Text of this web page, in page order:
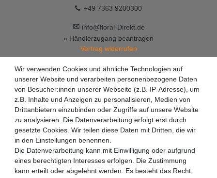
+49 7363 9200300
✉ info@floral-Direkt.de
» Händlerzugang beantragen
Vertrag widerrufen
Wir verwenden Cookies und ähnliche Technologien auf
unserer Website und verarbeiten personenbezogene Daten
von Besucher:innen unserer Webseite (z.B. IP-Adresse), um
z.B. Inhalte und Anzeigen zu personalisieren, Medien von
Drittanbietern einzubinden oder Zugriffe auf unsere Website
zu analysieren. Die Datenverarbeitung erfolgt erst durch
gesetzte Cookies. Wir teilen diese Daten mit Dritten, die wir
in den Einstellungen benennen.
Die Datenverarbeitung kann mit Einwilligung oder aufgrund
eines berechtigten Interesses erfolgen. Die Zustimmung
kann erteilt oder abgelehnt werden. Es besteht das Recht,